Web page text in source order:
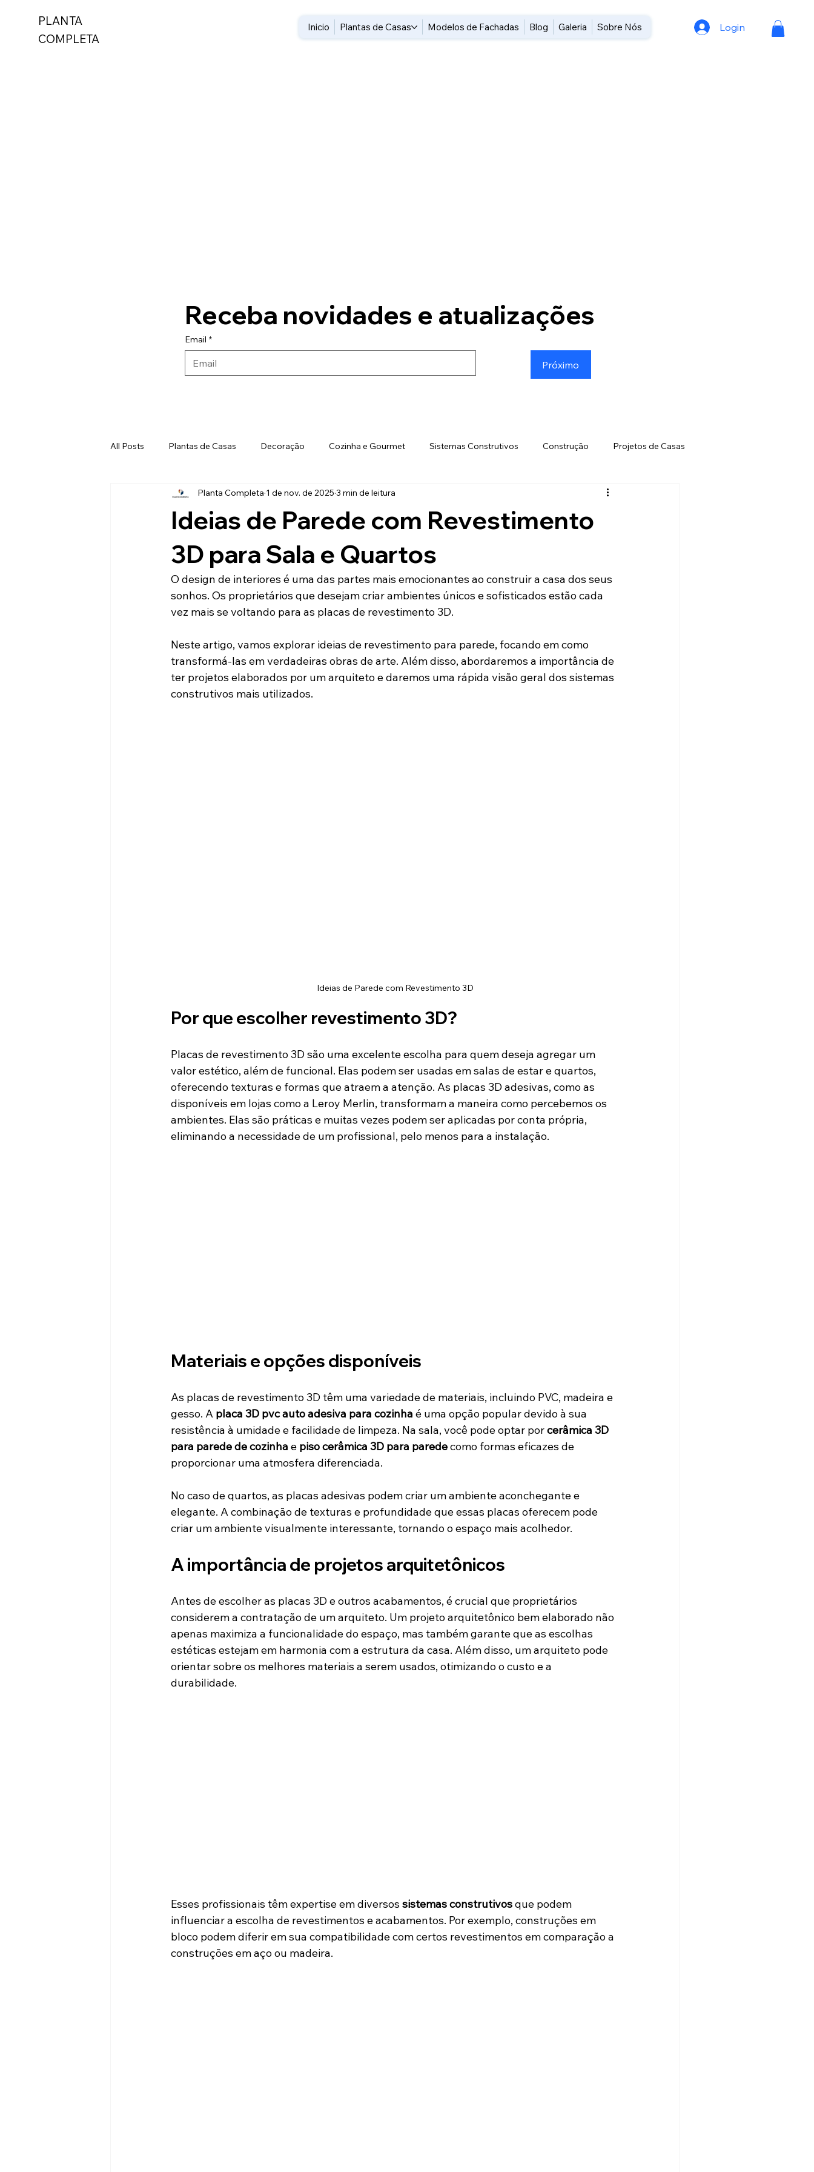
PLANTA
COMPLETA
Inicio Plantas de Casas Modelos de Fachadas Blog Galeria Sobre Nós Login
Receba novidades e atualizações
Email *
Próximo
All Posts Plantas de Casas Decoração Cozinha e Gourmet Sistemas Construtivos Construção Projetos de Casas
Banheiros Materiais de Construção Custos de Obra Sustentabilidade e Tecnologias
Financiamento Habitacional Orçamento Erros de Obra
Ideias de Parede com Revestimento
3D para Sala e Quartos
Planta Completa 1 de nov. de 2025 3 min de leitura
O design de interiores é uma das partes mais emocionantes ao construir a casa dos seus
sonhos. Os proprietários que desejam criar ambientes únicos e sofisticados estão cada
vez mais se voltando para as placas de revestimento 3D.
Neste artigo, vamos explorar ideias de revestimento para parede, focando em como
transformá-las em verdadeiras obras de arte. Além disso, abordaremos a importância de
ter projetos elaborados por um arquiteto e daremos uma rápida visão geral dos sistemas
construtivos mais utilizados.
Ideias de Parede com Revestimento 3D
Por que escolher revestimento 3D?
Placas de revestimento 3D são uma excelente escolha para quem deseja agregar um
valor estético, além de funcional. Elas podem ser usadas em salas de estar e quartos,
oferecendo texturas e formas que atraem a atenção. As placas 3D adesivas, como as
disponíveis em lojas como a Leroy Merlin, transformam a maneira como percebemos os
ambientes. Elas são práticas e muitas vezes podem ser aplicadas por conta própria,
eliminando a necessidade de um profissional, pelo menos para a instalação.
Materiais e opções disponíveis
As placas de revestimento 3D têm uma variedade de materiais, incluindo PVC, madeira e
gesso. A placa 3D pvc auto adesiva para cozinha é uma opção popular devido à sua
resistência à umidade e facilidade de limpeza. Na sala, você pode optar por cerâmica 3D
para parede de cozinha e piso cerâmica 3D para parede como formas eficazes de
proporcionar uma atmosfera diferenciada.
No caso de quartos, as placas adesivas podem criar um ambiente aconchegante e
elegante. A combinação de texturas e profundidade que essas placas oferecem pode
criar um ambiente visualmente interessante, tornando o espaço mais acolhedor.
A importância de projetos arquitetônicos
Antes de escolher as placas 3D e outros acabamentos, é crucial que proprietários
considerem a contratação de um arquiteto. Um projeto arquitetônico bem elaborado não
apenas maximiza a funcionalidade do espaço, mas também garante que as escolhas
estéticas estejam em harmonia com a estrutura da casa. Além disso, um arquiteto pode
orientar sobre os melhores materiais a serem usados, otimizando o custo e a
durabilidade.
Esses profissionais têm expertise em diversos sistemas construtivos que podem
influenciar a escolha de revestimentos e acabamentos. Por exemplo, construções em
bloco podem diferir em sua compatibilidade com certos revestimentos em comparação a
construções em aço ou madeira.